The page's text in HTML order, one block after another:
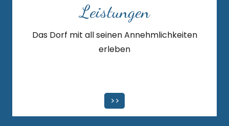
Leistungen
Das Dorf mit all seinen Annehmlichkeiten
erleben
>>